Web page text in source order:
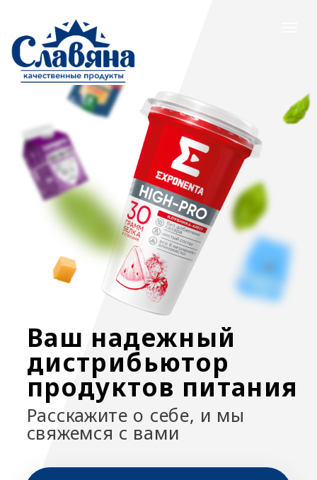
Ваш надежный
дистрибьютор
продуктов питания
Расскажите о себе, и мы
свяжемся с вами
ЕСТЬ КОНТАКТ